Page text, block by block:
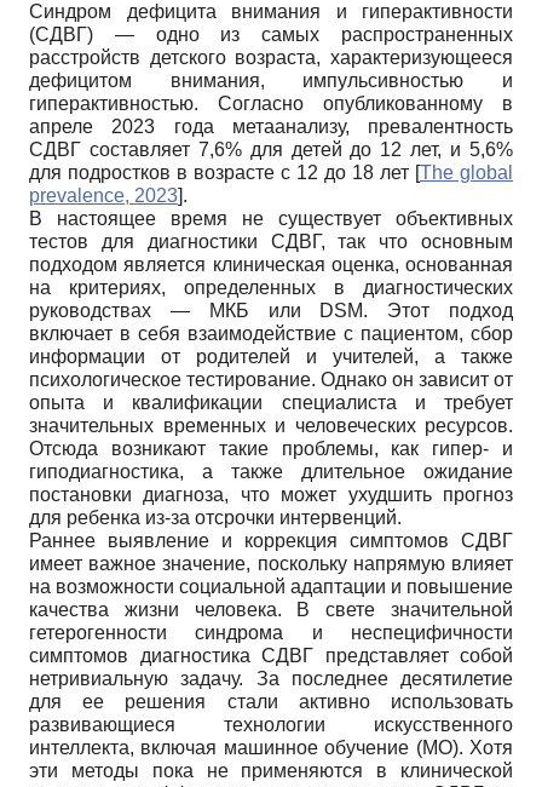
Синдром дефицита внимания и гиперактивности
(СДВГ) — одно из самых распространенных
расстройств детского возраста, характеризующееся
дефицитом внимания, импульсивностью и
гиперактивностью. Согласно опубликованному в
апреле 2023 года метаанализу, превалентность
СДВГ составляет 7,6% для детей до 12 лет, и 5,6%
для подростков в возрасте с 12 до 18 лет [The global
prevalence, 2023].
В настоящее время не существует объективных
тестов для диагностики СДВГ, так что основным
подходом является клиническая оценка, основанная
на критериях, определенных в диагностических
руководствах — МКБ или DSM. Этот подход
включает в себя взаимодействие с пациентом, сбор
информации от родителей и учителей, а также
психологическое тестирование. Однако он зависит от
опыта и квалификации специалиста и требует
значительных временных и человеческих ресурсов.
Отсюда возникают такие проблемы, как гипер- и
гиподиагностика, а также длительное ожидание
постановки диагноза, что может ухудшить прогноз
для ребенка из-за отсрочки интервенций.
Раннее выявление и коррекция симптомов СДВГ
имеет важное значение, поскольку напрямую влияет
на возможности социальной адаптации и повышение
качества жизни человека. В свете значительной
гетерогенности синдрома и неспецифичности
симптомов диагностика СДВГ представляет собой
нетривиальную задачу. За последнее десятилетие
для ее решения стали активно использовать
развивающиеся технологии искусственного
интеллекта, включая машинное обучение (МО). Хотя
эти методы пока не применяются в клинической